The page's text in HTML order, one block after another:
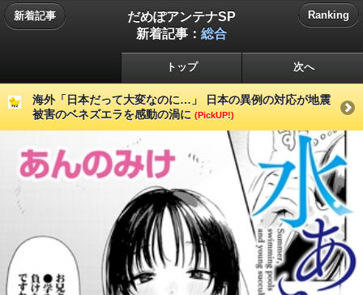
新着記事
だめぽアンテナSP
新着記事： 総合
Ranking
トップ 次へ
海外「日本だって大変なのに…」 日本の異例の対応が地震
被害のベネズエラを感動の渦に (PickUP!)